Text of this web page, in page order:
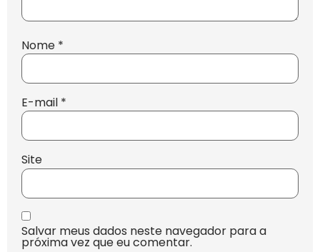
Nome *
E-mail *
Site
Salvar meus dados neste navegador para a
próxima vez que eu comentar.